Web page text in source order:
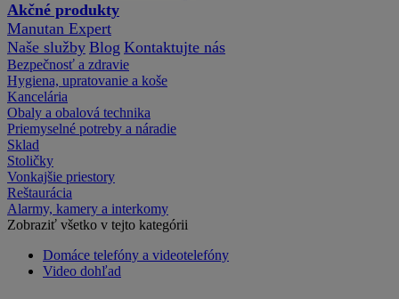
Akčné produkty
Manutan Expert
Naše služby Blog Kontaktujte nás
Bezpečnosť a zdravie
Hygiena, upratovanie a koše
Kancelária
Obaly a obalová technika
Priemyselné potreby a náradie
Sklad
Stoličky
Vonkajšie priestory
Reštaurácia
Alarmy, kamery a interkomy
Zobraziť všetko v tejto kategórii
Domáce telefóny a videotelefóny
Video dohľad